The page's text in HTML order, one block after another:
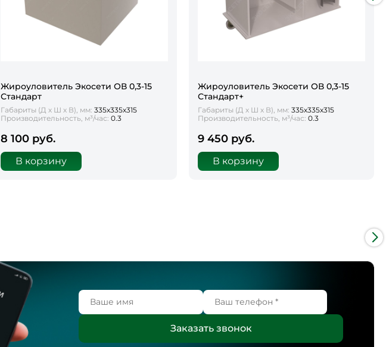
Жироуловитель Экосети ОВ 0,3-15
Стандарт
Габариты (Д х Ш х В), мм: 335х335х315
Производительность, м³/час: 0.3
8 100 руб.
В корзину
Жироуловитель Экосети ОВ 0,3-15
Стандарт+
Габариты (Д х Ш х В), мм: 335х335х315
Производительность, м³/час: 0.3
9 450 руб.
В корзину